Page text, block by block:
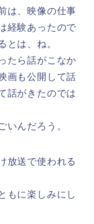
は、映像の仕事
経験あったので
とは、ね。
たら話がこなか
画も公開して話
話がきたのでは
いんだろう。
放送で使われる
もに楽しみにし